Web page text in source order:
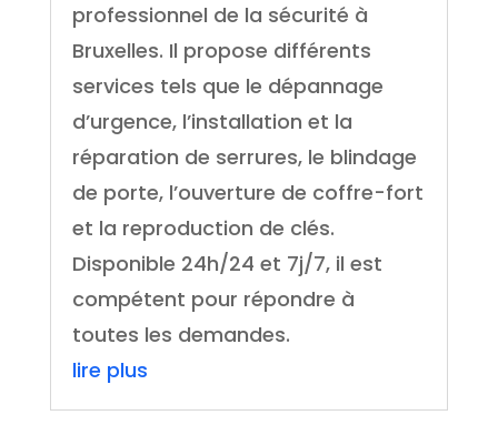
professionnel de la sécurité à
Bruxelles. Il propose différents
services tels que le dépannage
d’urgence, l’installation et la
réparation de serrures, le blindage
de porte, l’ouverture de coffre-fort
et la reproduction de clés.
Disponible 24h/24 et 7j/7, il est
compétent pour répondre à
toutes les demandes.
lire plus